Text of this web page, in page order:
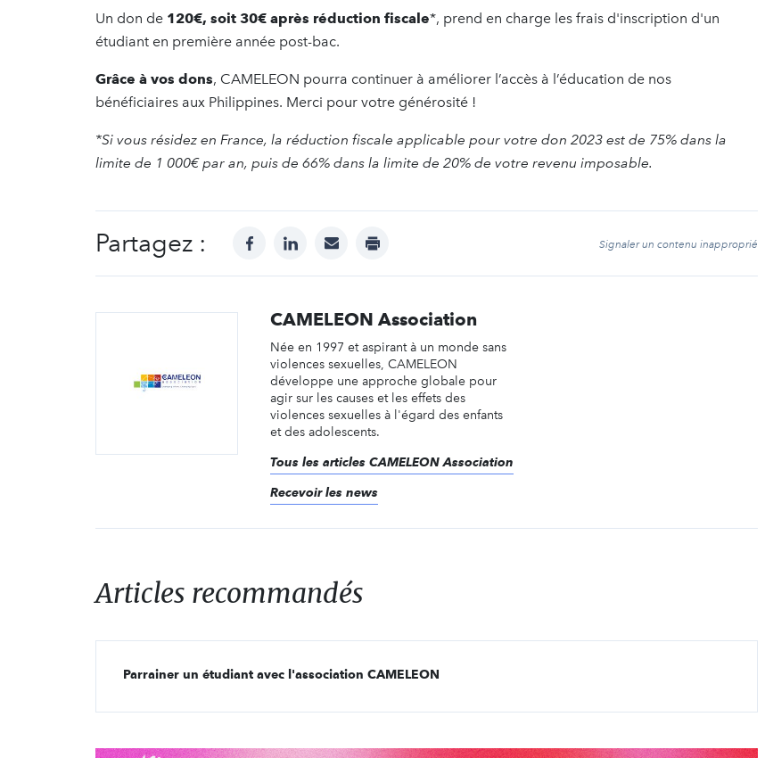
Un don de 120€, soit 30€ après réduction fiscale*, prend en charge les frais d'inscription d'un
étudiant en première année post-bac.
Grâce à vos dons, CAMELEON pourra continuer à améliorer l’accès à l’éducation de nos
bénéficiaires aux Philippines. Merci pour votre générosité !
*Si vous résidez en France, la réduction fiscale applicable pour votre don 2023 est de 75% dans la
limite de 1 000€ par an, puis de 66% dans la limite de 20% de votre revenu imposable.
Partagez : facebooklinkedinmail print Signaler un contenu inapproprié
CAMELEON Association
Née en 1997 et aspirant à un monde sans
violences sexuelles, CAMELEON
développe une approche globale pour
agir sur les causes et les effets des
violences sexuelles à l'égard des enfants
et des adolescents.
Tous les articles CAMELEON Association
Recevoir les news
Articles recommandés
Parrainer un étudiant avec l'association CAMELEON